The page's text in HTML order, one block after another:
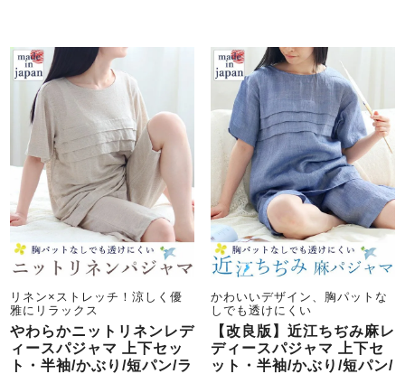
ガールズ
上着
単品
ガールズ ボーイズ上着
単品
ボーイズ
ン単品
売れ筋ランキング
新着商品
すべてのデザインのパジャマ一覧はこちら
リネン×ストレッチ！涼しく優
雅にリラックス
やわらかニットリネンレデ
ィースパジャマ 上下セッ
ト・半袖/かぶり/短パン/ラ
かわいいデザイン、胸パットな
しでも透けにくい
【改良版】近江ちぢみ麻レ
ディースパジャマ 上下セ
ット・半袖/かぶり/短パン/